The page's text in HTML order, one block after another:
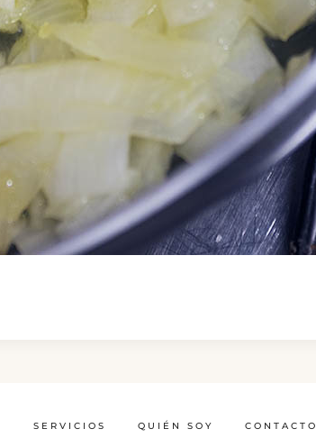
SERVICIOS QUIÉN SOY CONTACTO